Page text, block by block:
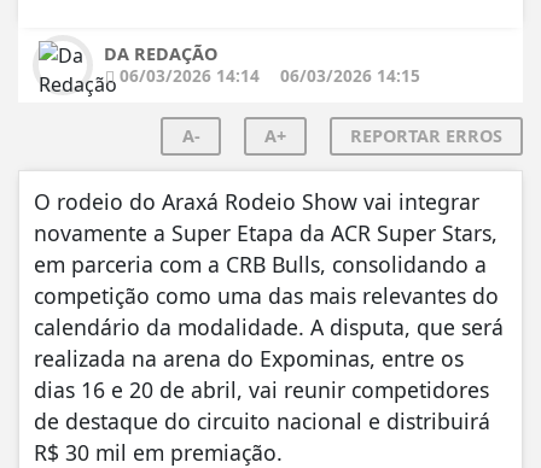
DA REDAÇÃO
06/03/2026 14:14
06/03/2026 14:15
A- A+ REPORTAR ERROS
O rodeio do Araxá Rodeio Show vai integrar
novamente a Super Etapa da ACR Super Stars,
em parceria com a CRB Bulls, consolidando a
competição como uma das mais relevantes do
calendário da modalidade. A disputa, que será
realizada na arena do Expominas, entre os
dias 16 e 20 de abril, vai reunir competidores
de destaque do circuito nacional e distribuirá
R$ 30 mil em premiação.